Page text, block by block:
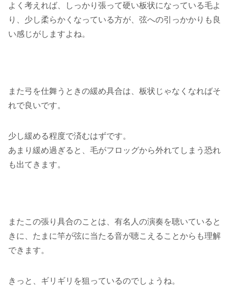
よく考えれば、しっかり張って硬い板状になっている毛よ
り、少し柔らかくなっている方が、弦への引っかかりも良
い感じがしますよね。
また弓を仕舞うときの緩め具合は、板状じゃなくなればそ
れで良いです。
少し緩める程度で済むはずです。
あまり緩め過ぎると、毛がフロッグから外れてしまう恐れ
も出てきます。
またこの張り具合のことは、有名人の演奏を聴いていると
きに、たまに竿が弦に当たる音が聴こえることからも理解
できます。
きっと、ギリギリを狙っているのでしょうね。